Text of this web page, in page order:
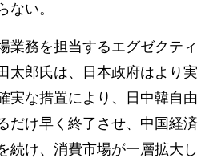
ない。
務を担当するエグゼクティ
太郎氏は、日本政府はより実
実な措置により、日中韓自由
だけ早く終了させ、中国経済
続け、消費市場が一層拡大し